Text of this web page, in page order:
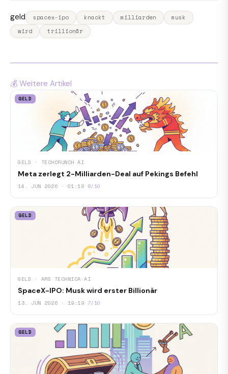
geld spacex-ipo knackt milliarden
musk
wird
trillionär
💰 Weitere Artikel
GELD
GELD · TECHCRUNCH AI
Meta zerlegt 2-Milliarden-Deal auf Pekings Befehl
14. JUN 2026 · 01:18 8/10
GELD
GELD · ARS TECHNICA AI
SpaceX-IPO: Musk wird erster Billionär
13. JUN 2026 · 19:19 7/10
GELD